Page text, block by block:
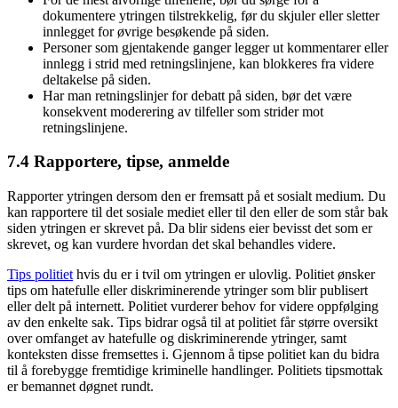
dokumentere ytringen tilstrekkelig, før du skjuler eller sletter
innlegget for øvrige besøkende på siden.
Personer som gjentakende ganger legger ut kommentarer eller
innlegg i strid med retningslinjene, kan blokkeres fra videre
deltakelse på siden.
Har man retningslinjer for debatt på siden, bør det være
konsekvent moderering av tilfeller som strider mot
retningslinjene.
7.4 Rapportere, tipse, anmelde
Rapporter ytringen dersom den er fremsatt på et sosialt medium. Du
kan rapportere til det sosiale mediet eller til den eller de som står bak
siden ytringen er skrevet på. Da blir sidens eier bevisst det som er
skrevet, og kan vurdere hvordan det skal behandles videre.
Tips politiet hvis du er i tvil om ytringen er ulovlig. Politiet ønsker
tips om hatefulle eller diskriminerende ytringer som blir publisert
eller delt på internett. Politiet vurderer behov for videre oppfølging
av den enkelte sak. Tips bidrar også til at politiet får større oversikt
over omfanget av hatefulle og diskriminerende ytringer, samt
konteksten disse fremsettes i. Gjennom å tipse politiet kan du bidra
til å forebygge fremtidige kriminelle handlinger. Politiets tipsmottak
er bemannet døgnet rundt.